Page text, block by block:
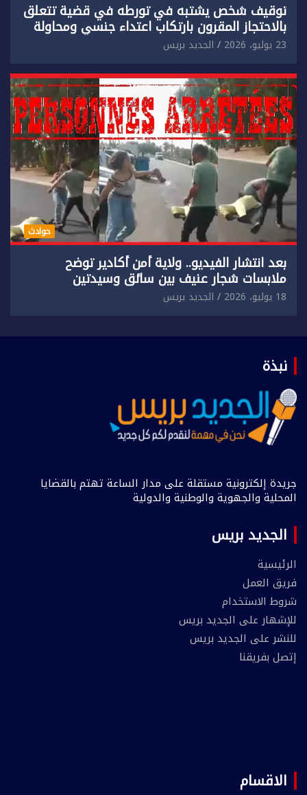
توقيف شخص يشتبه في تورطه في قضية تتعلق
بالاحتجاز المقرون بارتكاب اعتداء جنسي ومحاولة
إضرام النار عمدا.
23 يوليو، 2026 الجديد بريس
حوادث
بعد انتشار الفيديو.. ولاية أمن أكادير توضح
ملابسات شجار عنيف بين سائق وسيدتين
18 يوليو، 2026 الجديد بريس
نبذة
جريدة إلكترونية مستقلة على مدار الساعة تهتم بالقضايا
المحلية والجهوية والوطنية والدولية
الجديد بريس
الرئيسية
فريق العمل
شروط الاستخدام
للإشهار على الجديد بريس
للنشر على الجديد بريس
إتصل بفريقنا
الاقسام